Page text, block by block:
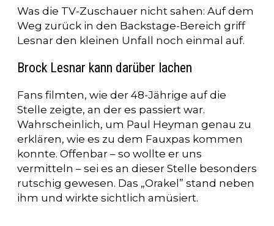
Was die TV-Zuschauer nicht sahen: Auf dem
Weg zurück in den Backstage-Bereich griff
Lesnar den kleinen Unfall noch einmal auf.
Brock Lesnar kann darüber lachen
Fans filmten, wie der 48-Jährige auf die
Stelle zeigte, an der es passiert war.
Wahrscheinlich, um Paul Heyman genau zu
erklären, wie es zu dem Fauxpas kommen
konnte. Offenbar – so wollte er uns
vermitteln – sei es an dieser Stelle besonders
rutschig gewesen. Das „Orakel” stand neben
ihm und wirkte sichtlich amüsiert.